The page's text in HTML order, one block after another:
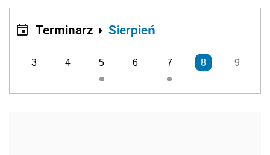
Terminarz Sierpień
3 4 5 6 7 8 9